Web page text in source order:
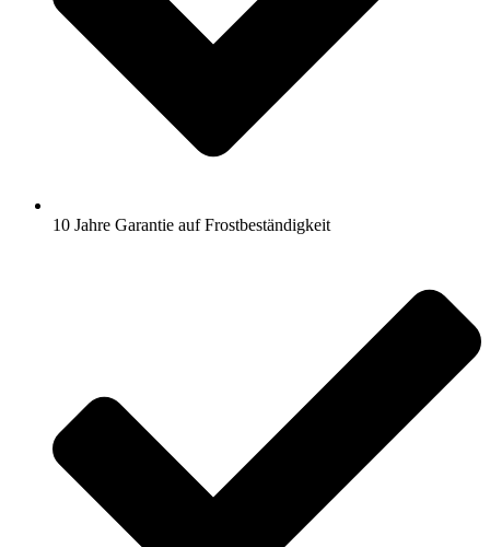
10 Jahre Garantie auf Frostbeständigkeit